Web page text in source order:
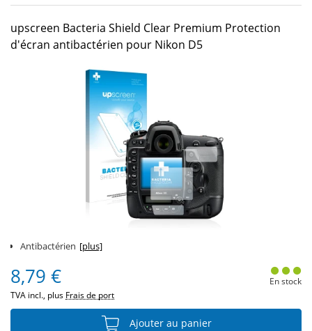
upscreen Bacteria Shield Clear Premium Protection
d'écran antibactérien pour Nikon D5
Antibactérien [plus]
8,79 €
TVA incl., plus Frais de port
En stock
Ajouter au panier